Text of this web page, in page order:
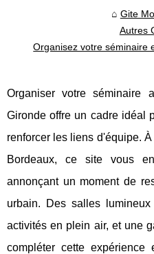
Gite
Autres
Organisez votre séminaire
Organiser votre séminaire
Gironde offre un cadre idéal
renforcer les liens d'équipe.
Bordeaux, ce site vous
annonçant un moment de
urbain. Des salles
activités en plein air, et une
compléter cette expérience